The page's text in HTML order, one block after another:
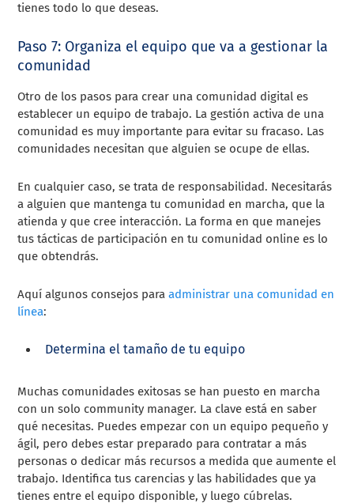
tienes todo lo que deseas.
Paso 7: Organiza el equipo que va a gestionar la
comunidad
Otro de los pasos para crear una comunidad digital es
establecer un equipo de trabajo. La gestión activa de una
comunidad es muy importante para evitar su fracaso. Las
comunidades necesitan que alguien se ocupe de ellas.
En cualquier caso, se trata de responsabilidad. Necesitarás
a alguien que mantenga tu comunidad en marcha, que la
atienda y que cree interacción. La forma en que manejes
tus tácticas de participación en tu comunidad online es lo
que obtendrás.
Aquí algunos consejos paraadministrar una comunidad en
línea:
Determina el tamaño de tu equipo
Muchas comunidades exitosas se han puesto en marcha
con un solo community manager. La clave está en saber
qué necesitas. Puedes empezar con un equipo pequeño y
ágil, pero debes estar preparado para contratar a más
personas o dedicar más recursos a medida que aumente el
trabajo. Identifica tus carencias y las habilidades que ya
tienes entre el equipo disponible, y luego cúbrelas.